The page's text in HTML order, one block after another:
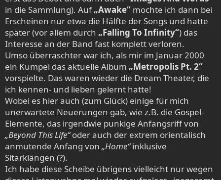
in die Sammlung). Auf„Awake“ mochte ich dann bei
Erscheinen nur etwa die Hälfte der Songs und hatte
später (vor allem durch „Falling To Infinity“) das
Interesse an der Band fast komplett verloren.
Umso überraschter war ich, als mir im Januar 2000
ein Kumpel das aktuelle Album „Metropolis Pt. 2“
vorspielte. Das waren wieder die Dream Theater, die
ich kennen- und lieben gelernt hatte!
Wobei es hier auch (zum Glück) einige für mich
unerwartete Neuerungen gab, wie z.B. die Gospel-
Elemente, das irgendwie punkige Anfangsriff von
„Beyond This Life“oder auch der extrem orientalisch
anmutende Anfang von „Home“inklusive
Sitarklängen (?).
Ich habe diese Scheibe übrigens vielleicht nur wegen